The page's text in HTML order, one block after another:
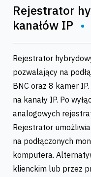
Rejestrator
kanałów IP •
Rejestrator
pozwalający na
BNC oraz 8 kamer
na kanały IP. Po
analogowych
Rejestrator
na podłączonych
komputera.
klienckim lub przez